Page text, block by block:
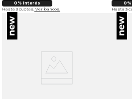
0% Interés
Hasta 3 cuotas. Ver bancos.
Hasta 3